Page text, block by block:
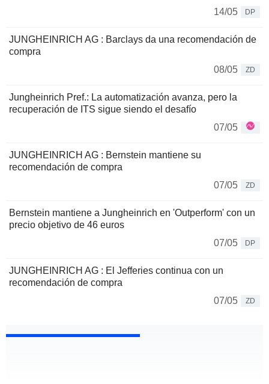
14/05
DP
JUNGHEINRICH AG : Barclays da una recomendación de
compra
08/05
ZD
Jungheinrich Pref.: La automatización avanza, pero la
recuperación de ITS sigue siendo el desafío
07/05
JUNGHEINRICH AG : Bernstein mantiene su
recomendación de compra
07/05
ZD
Bernstein mantiene a Jungheinrich en 'Outperform' con un
precio objetivo de 46 euros
07/05
DP
JUNGHEINRICH AG : El Jefferies continua con un
recomendación de compra
07/05
ZD